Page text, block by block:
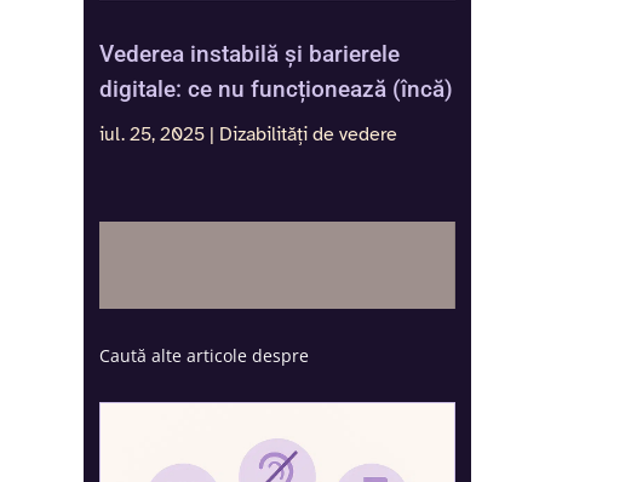
Vederea instabilă și barierele
digitale: ce nu funcționează (încă)
iul. 25, 2025 | Dizabilități de vedere
Caută alte articole despre